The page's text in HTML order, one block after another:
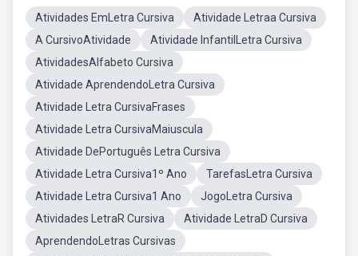
Atividades EmLetra Cursiva
Atividade Letraa Cursiva
A CursivoAtividade
Atividade InfantilLetra Cursiva
AtividadesAlfabeto Cursiva
Atividade AprendendoLetra Cursiva
Atividade Letra CursivaFrases
Atividade Letra CursivaMaiuscula
Atividade DePortuguês Letra Cursiva
Atividade Letra Cursiva1º Ano
TarefasLetra Cursiva
Atividade Letra Cursiva1 Ano
JogoLetra Cursiva
Atividades LetraR Cursiva
Atividade LetraD Cursiva
AprendendoLetras Cursivas